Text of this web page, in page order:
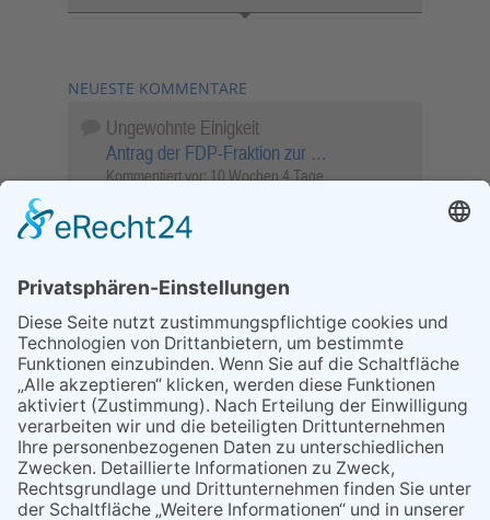
NEUESTE KOMMENTARE
Ungewohnte Einigkeit
Antrag der FDP-Fraktion zur …
Kommentiert vor: 10 Wochen 4 Tage
Objekt …
Kommentiert vor: 25 Wochen 5 Tage
Sperrung für Wassersportler schlägt hohe
Wellen
Sperrung der Stillgewässer
Kommentiert vor:1 Jahr 50 Wochen
Literarischer Rückblick
Alte Schule
Kommentiert vor:3 Jahre 18 Wochen
Abschaltung der Straßenbeleuchtung
Abschaltung der Strassenbeleuchtung